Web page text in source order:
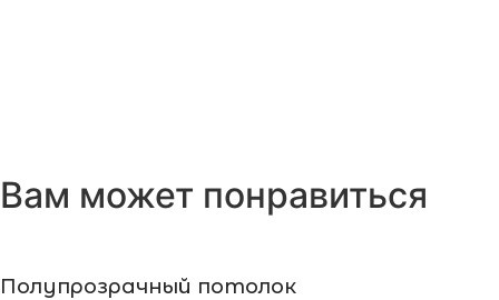
Вам может понравиться
Полупрозрачный потолок